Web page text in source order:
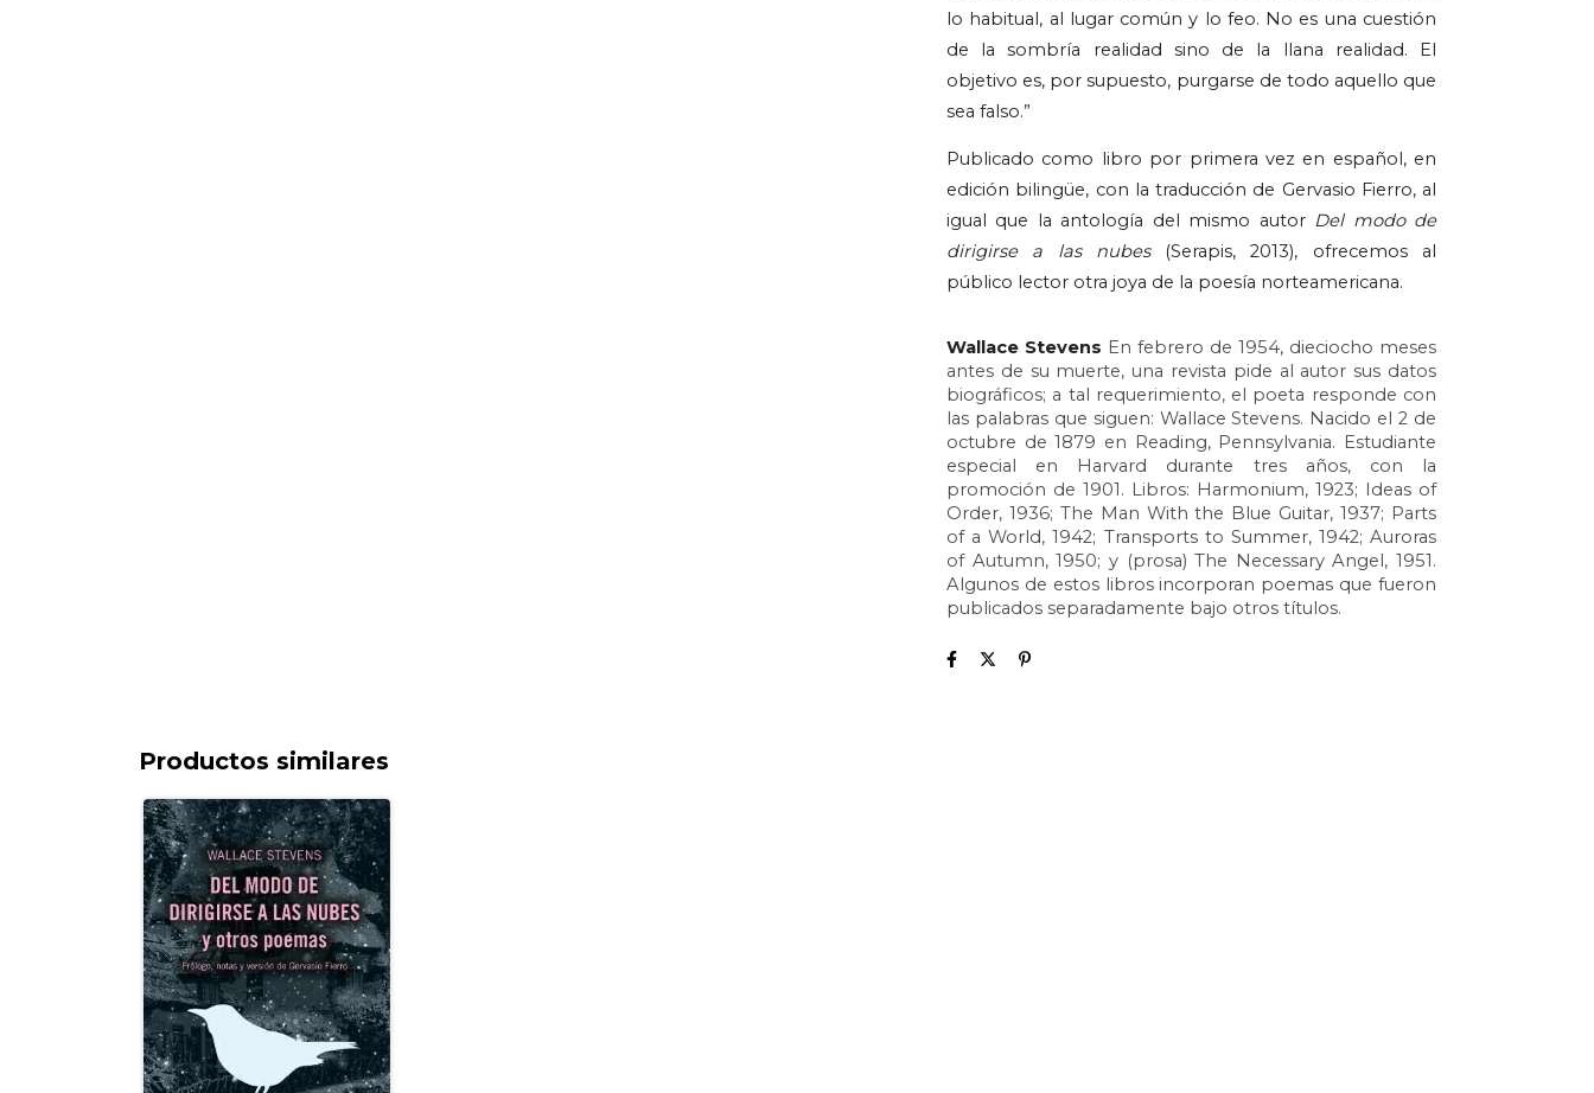
lo habitual, al lugar común y lo feo. No es una cuestión
de la sombría realidad sino de la llana realidad. El
objetivo es, por supuesto, purgarse de todo aquello que
sea falso.”
Publicado como libro por primera vez en español, en
edición bilingüe, con la traducción de Gervasio Fierro, al
igual que la antología del mismo autor Del modo de
dirigirse a las nubes
(Serapis, 2013), ofrecemos al
público lector otra joya de la poesía norteamericana.
Wallace Stevens En febrero de 1954, dieciocho meses
antes de su muerte, una revista pide al autor sus datos
biográficos; a tal requerimiento, el poeta responde con
las palabras que siguen: Wallace Stevens. Nacido el 2 de
octubre de 1879 en Reading, Pennsylvania. Estudiante
especial en Harvard durante tres años, con la
promoción de 1901. Libros: Harmonium, 1923; Ideas of
Order, 1936; The Man With the Blue Guitar, 1937; Parts
of a World, 1942; Transports to Summer, 1942; Auroras
of Autumn, 1950; y (prosa) The Necessary Angel, 1951.
Algunos de estos libros incorporan poemas que fueron
publicados separadamente bajo otros títulos.
Productos similares